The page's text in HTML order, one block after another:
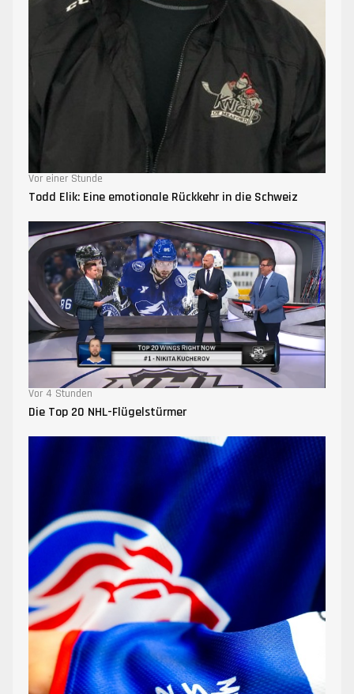
Vor einer Stunde
Todd Elik: Eine emotionale Rückkehr in die Schweiz
Vor 4 Stunden
Die Top 20 NHL-Flügelstürmer